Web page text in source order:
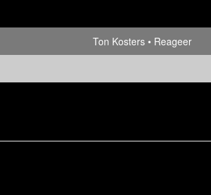
Ton Kosters
Reageer